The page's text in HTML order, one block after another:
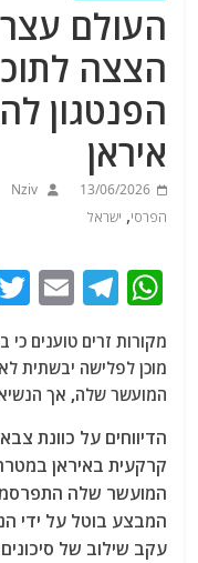
העולם
הצצה
הפנטגון
איראן
13/06/2026
Nziv
הפרסי, ישראל
W
at
s
A
p
p
T
e
g
ra
m
E
ai
l
מקורות זרים טוענים
מוכן לפלישה יבשתית
המועשר שלה, אך הנ
הדיווחים על כוונת
קרקעית באיראן
המבצע בוטל על ידי
עקב שילוב של